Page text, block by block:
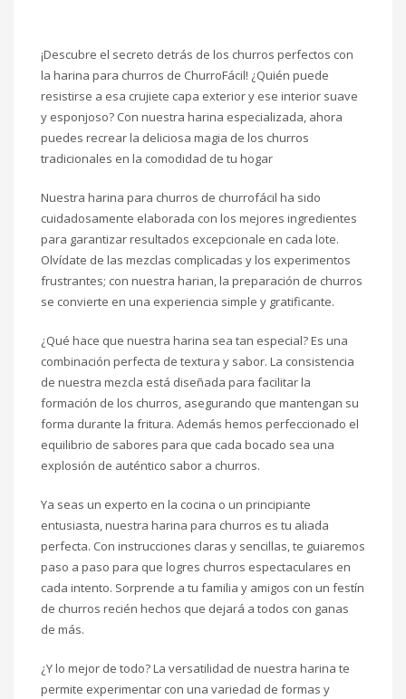
¡Descubre el secreto detrás de los churros perfectos con
la harina para churros de ChurroFácil! ¿Quién puede
resistirse a esa crujiete capa exterior y ese interior suave
y esponjoso? Con nuestra harina especializada, ahora
puedes recrear la deliciosa magia de los churros
tradicionales en la comodidad de tu hogar
Nuestra harina para churros de churrofácil ha sido
cuidadosamente elaborada con los mejores ingredientes
para garantizar resultados excepcionale en cada lote.
Olvídate de las mezclas complicadas y los experimentos
frustrantes; con nuestra harian, la preparación de churros
se convierte en una experiencia simple y gratificante.
¿Qué hace que nuestra harina sea tan especial? Es una
combinación perfecta de textura y sabor. La consistencia
de nuestra mezcla está diseñada para facilitar la
formación de los churros, asegurando que mantengan su
forma durante la fritura. Además hemos perfeccionado el
equilibrio de sabores para que cada bocado sea una
explosión de auténtico sabor a churros.
Ya seas un experto en la cocina o un principiante
entusiasta, nuestra harina para churros es tu aliada
perfecta. Con instrucciones claras y sencillas, te guiaremos
paso a paso para que logres churros espectaculares en
cada intento. Sorprende a tu familia y amigos con un festín
de churros recién hechos que dejará a todos con ganas
de más.
¿Y lo mejor de todo? La versatilidad de nuestra harina te
permite experimentar con una variedad de formas y